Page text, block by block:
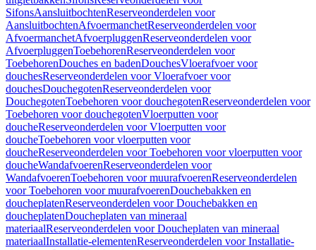
SifonsAansluitbochtenReserveonderdelen voor
AansluitbochtenAfvoermanchetReserveonderdelen voor
AfvoermanchetAfvoerpluggenReserveonderdelen voor
AfvoerpluggenToebehorenReserveonderdelen voor
ToebehorenDouches en badenDouchesVloerafvoer voor
douchesReserveonderdelen voor Vloerafvoer voor
douchesDouchegotenReserveonderdelen voor
DouchegotenToebehoren voor douchegotenReserveonderdelen voor
Toebehoren voor douchegotenVloerputten voor
doucheReserveonderdelen voor Vloerputten voor
doucheToebehoren voor vloerputten voor
doucheReserveonderdelen voor Toebehoren voor vloerputten voor
doucheWandafvoerenReserveonderdelen voor
WandafvoerenToebehoren voor muurafvoerenReserveonderdelen
voor Toebehoren voor muurafvoerenDouchebakken en
doucheplatenReserveonderdelen voor Douchebakken en
doucheplatenDoucheplaten van mineraal
materiaalReserveonderdelen voor Doucheplaten van mineraal
materiaalInstallatie-elementenReserveonderdelen voor Installatie-